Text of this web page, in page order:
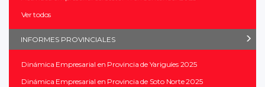
Ver todos
INFORMES PROVINCIALES
Dinámica Empresarial en Provincia de Yariguíes 2025
Dinámica Empresarial en Provincia de Soto Norte 2025